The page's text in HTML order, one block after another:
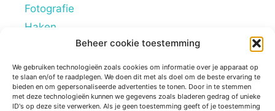
Beheer cookie toestemming
We gebruiken technologieën zoals cookies om informatie over je apparaat op
te slaan en/of te raadplegen. We doen dit met als doel om de beste ervaring te
bieden en om gepersonaliseerde advertenties te tonen. Door in te stemmen
met deze technologieën kunnen we gegevens zoals bladeren gedrag of unieke
ID's op deze site verwerken. Als je geen toestemming geeft of je toestemming
Fotografie
Haken
Lifestyle
Mindstyle
Overig